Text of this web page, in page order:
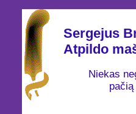
Sergejus
Atpildo
Niekas